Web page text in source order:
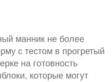
манник не более
с тестом в прогретый
на готовность
которые могут